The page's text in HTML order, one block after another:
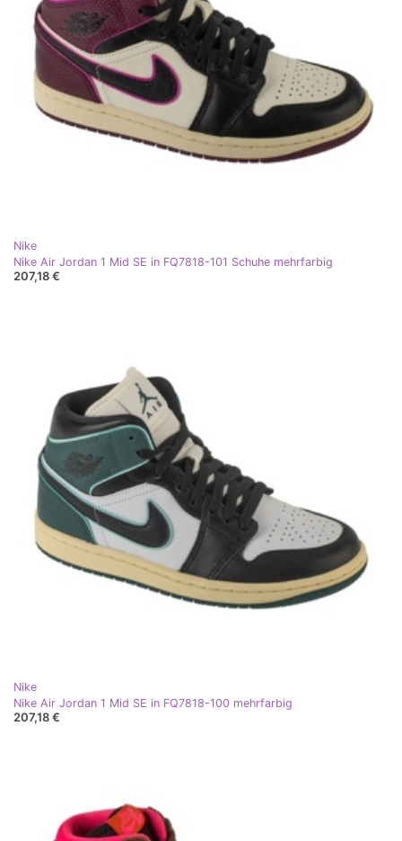
Nike
Nike Air Jordan 1 Mid SE in FQ7818-101 Schuhe mehrfarbig
207,18 €
Nike
Nike Air Jordan 1 Mid SE in FQ7818-100 mehrfarbig
207,18 €